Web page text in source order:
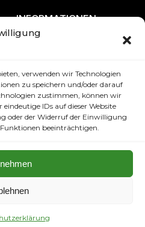
verwenden wir Technologien
zu speichern und/oder darauf
zustimmen, können wir
IDs auf dieser Website
oder der Widerruf der Einwilligung
beeinträchtigen.
INFORMATIONEN
Service
ZAHLUNGSMETODEN
vorbehalten easymotorsschweiz.ch